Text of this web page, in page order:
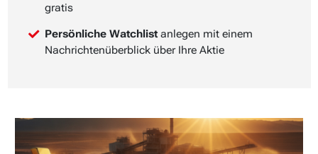
gratis
Persönliche Watchlist anlegen mit einem
Nachrichtenüberblick über Ihre Aktie